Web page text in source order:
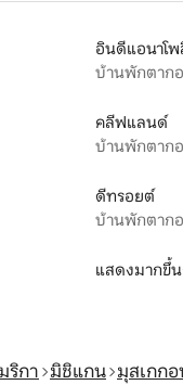
อินดีแอนาโพ
บ้านพักตาก
คลีฟแลนด์
บ้านพักตาก
ดีทรอยต์
บ้านพักตาก
แสดงมากขึ้น
ริกา มิชิแกน มุสเกก